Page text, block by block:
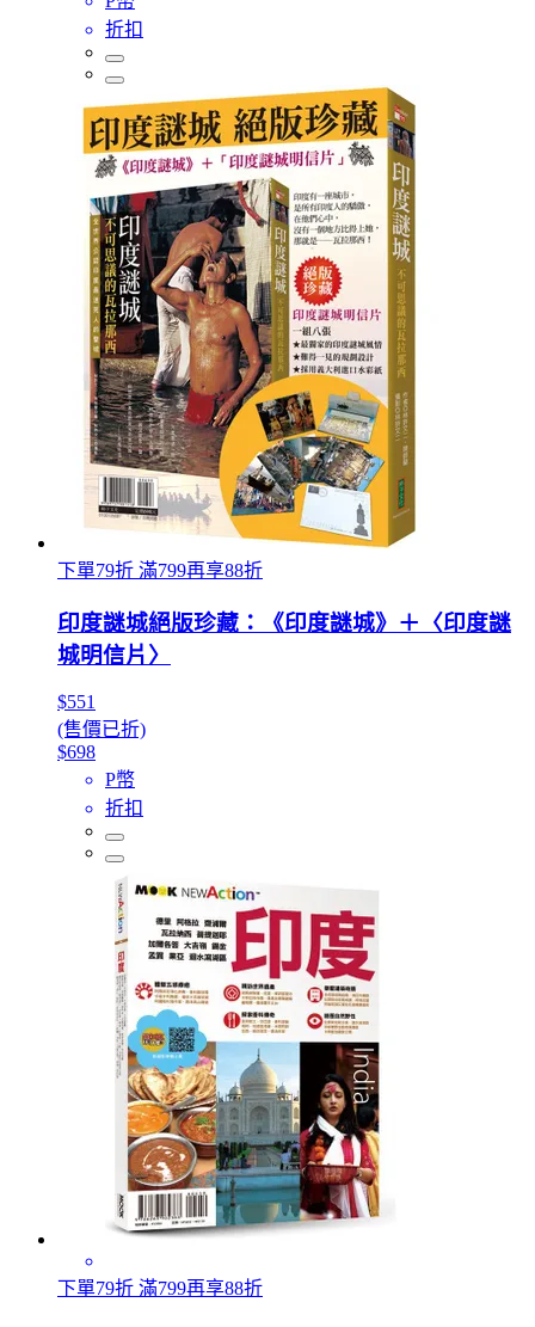
折扣
下單79折 滿799再享88折
印度謎城絕版珍藏：《印度謎城》＋〈印度謎
城明信片〉
$551
(售價已折)
$698
P幣
折扣
下單79折 滿799再享88折